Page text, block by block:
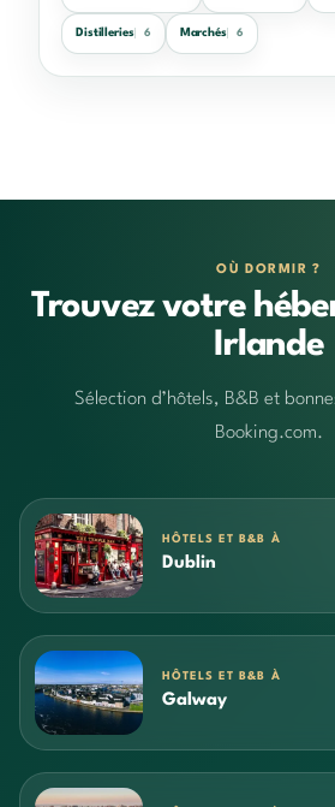
Distilleries 6 Marchés 6
OÙ DORMIR ?
Trouvez votre
Irlande
Sélection d’hôtels, B&B et
Booking.com.
HÔTELS ET B&B À
Dublin
HÔTELS ET B&B À
Galway